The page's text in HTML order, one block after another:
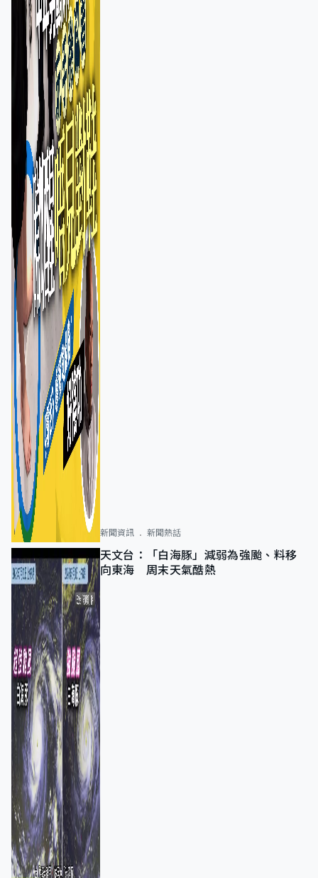
新聞資訊 新聞熱話
天文台：「白海豚」減弱為強颱、料移
向東海 周末天氣酷熱